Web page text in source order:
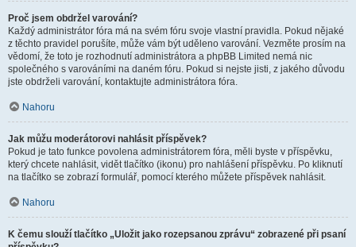
Proč jsem obdržel varování?
Každý administrátor fóra má na svém fóru svoje vlastní pravidla. Pokud nějaké
z těchto pravidel porušíte, může vám být uděleno varování. Vezměte prosím na
vědomí, že toto je rozhodnutí administrátora a phpBB Limited nemá nic
společného s varováními na daném fóru. Pokud si nejste jisti, z jakého důvodu
jste obdrželi varování, kontaktujte administrátora fóra.
Nahoru
Jak můžu moderátorovi nahlásit příspěvek?
Pokud je tato funkce povolena administrátorem fóra, měli byste v příspěvku,
který chcete nahlásit, vidět tlačítko (ikonu) pro nahlášení příspěvku. Po kliknutí
na tlačítko se zobrazí formulář, pomocí kterého můžete příspěvek nahlásit.
Nahoru
K čemu slouží tlačítko „Uložit jako rozepsanou zprávu“ zobrazené při psaní